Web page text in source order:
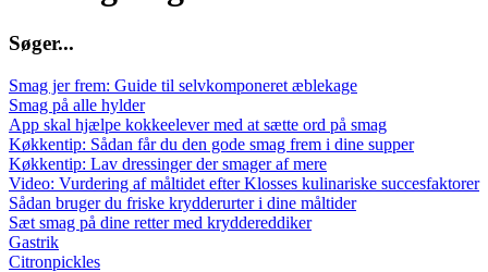
Søger...
Smag jer frem: Guide til selvkomponeret æblekage
Smag på alle hylder
App skal hjælpe kokkeelever med at sætte ord på smag
Køkkentip: Sådan får du den gode smag frem i dine supper
Køkkentip: Lav dressinger der smager af mere
Video: Vurdering af måltidet efter Klosses kulinariske succesfaktorer
Sådan bruger du friske krydderurter i dine måltider
Sæt smag på dine retter med kryddereddiker
Gastrik
Citronpickles